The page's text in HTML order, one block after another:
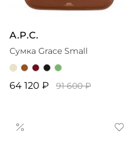
A.P.C.
Сумка Grace Small
64 120 ₽ 91 600 ₽